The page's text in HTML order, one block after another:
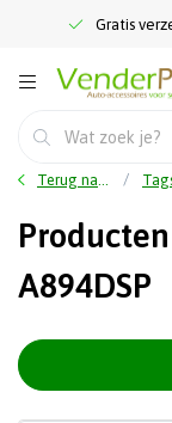
Gratis
Terug naar home
A894DSP